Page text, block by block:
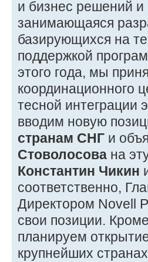
и бизнес решений
занимающаяся
базирующихся на
поддержкой
этого года, мы
координационного
тесной интеграции
вводим новую
странам СНГ и
Стоволосова на
Константин Чикин
соответственно,
Директором Novell
свои позиции.
планируем
крупнейших